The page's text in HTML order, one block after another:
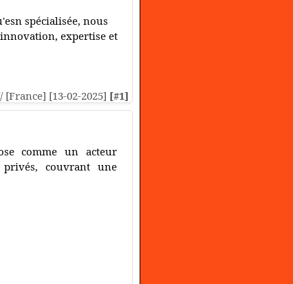
spécialisée, nous
expertise et
[France] [13-02-2025] [#1]
comme un acteur
privés, couvrant une